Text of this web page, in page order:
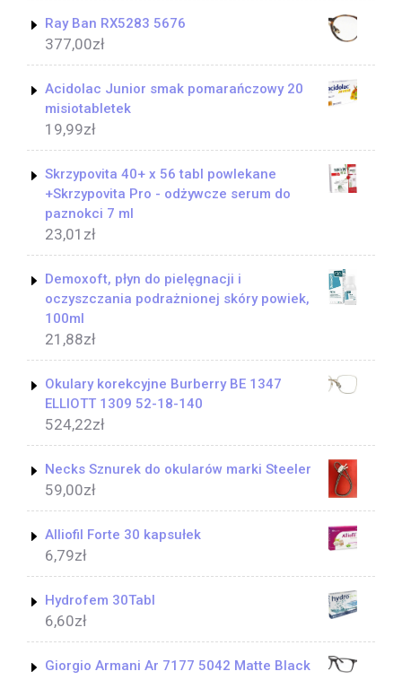
Ray Ban RX5283 5676
377,00zł
Acidolac Junior smak pomarańczowy 20
misiotabletek
19,99zł
Skrzypovita 40+ x 56 tabl powlekane
+Skrzypovita Pro - odżywcze serum do
paznokci 7 ml
23,01 zł
Demoxoft, płyn do pielęgnacji i
oczyszczania podrażnionej skóry powiek,
100ml
21,88zł
Okulary korekcyjne Burberry BE 1347
ELLIOTT 1309 52-18-140
524,22zł
Necks Sznurek do okularów marki Steeler
59,00zł
Alliofil Forte 30 kapsułek
6,79zł
Hydrofem 30Tabl
6,60zł
Giorgio Armani Ar 7177 5042 Matte Black